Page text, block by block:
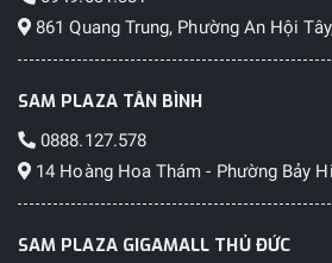
861 Quang Trung, Phường An Hội
SAM PLAZA TÂN BÌNH
0888.127.578
14 Hoàng Hoa Thám - Phường Bảy
SAM PLAZA GIGAMALL THỦ ĐỨC